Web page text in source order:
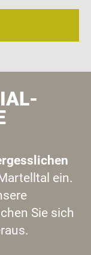
ein.
Sie sich